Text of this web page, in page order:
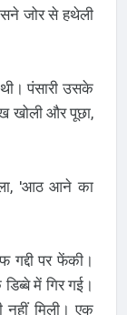
जोर से हथेली
पंसारी उसके
खोली और पूछा,
'आठ आने का
गद्दी पर फेंकी।
में गिर गई।
नहीं मिली। एक